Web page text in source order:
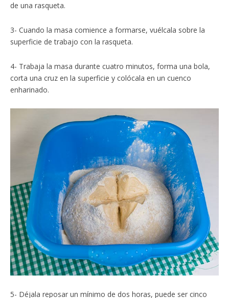
de una rasqueta.
3- Cuando la masa comience a formarse, vuélcala sobre la
superficie de trabajo con la rasqueta.
4- Trabaja la masa durante cuatro minutos, forma una bola,
corta una cruz en la superficie y colócala en un cuenco
enharinado.
5- Déjala reposar un mínimo de dos horas, puede ser cinco